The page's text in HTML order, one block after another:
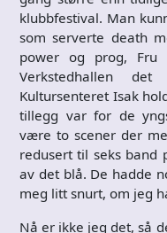
klubbfestival. Man
som serverte death
power og prog, Fru
Verkstedhallen
Kultursenteret Isak
tillegg var for de
være to scener der
redusert til seks band
av det blå. De hadde
meg litt snurt, om jeg
Nå er ikke jeg det, så